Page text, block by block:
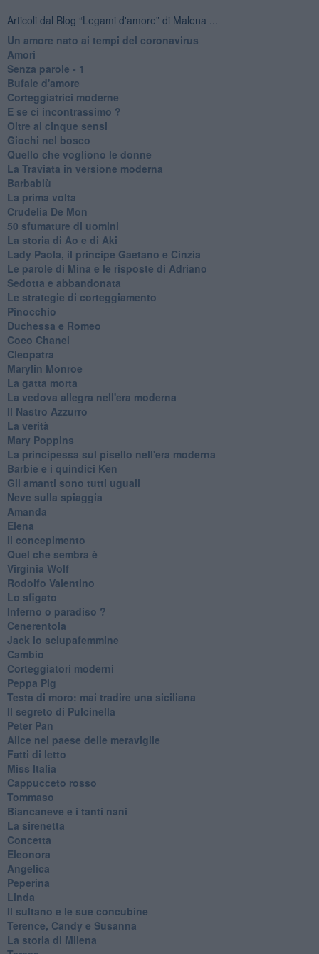
Articoli dal Blog “Legami d'amore” di Malena ...
Un amore nato ai tempi del coronavirus
Amori
Senza parole - 1
Bufale d'amore
Corteggiatrici moderne
E se ci incontrassimo ?
Oltre ai cinque sensi
Giochi nel bosco
Quello che vogliono le donne
La Traviata in versione moderna
Barbablù
La prima volta
Crudelia De Mon
50 sfumature di uomini
La storia di Ao e di Aki
Lady Paola, il principe Gaetano e Cinzia
Le parole di Mina e le risposte di Adriano
Sedotta e abbandonata
Le strategie di corteggiamento
Pinocchio
Duchessa e Romeo
Coco Chanel
Cleopatra
Marylin Monroe
La gatta morta
La vedova allegra nell'era moderna
​Il Nastro Azzurro
La verità
Mary Poppins
La principessa sul pisello nell'era moderna
Barbie e i quindici Ken
Gli amanti sono tutti uguali
Neve sulla spiaggia
Amanda
Elena
Il concepimento
Quel che sembra è
Virginia Wolf
Rodolfo Valentino
Lo sfigato
Inferno o paradiso ?
Cenerentola
Jack lo sciupafemmine
Cambio
Corteggiatori moderni
Peppa Pig
Testa di moro: mai tradire una siciliana
Il segreto di Pulcinella
Peter Pan
Alice nel paese delle meraviglie
Fatti di letto
Miss Italia
Cappucceto rosso
Tommaso
Biancaneve e i tanti nani
La sirenetta
Concetta
Eleonora
Angelica
Peperina
Linda
Il sultano e le sue concubine
Terence, Candy e Susanna
La storia di Milena